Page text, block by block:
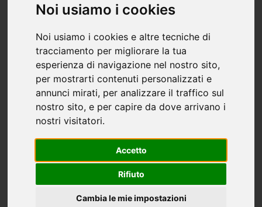
Noi usiamo i cookies
Noi usiamo i cookies e altre tecniche di
tracciamento per migliorare la tua
esperienza di navigazione nel nostro sito,
per mostrarti contenuti personalizzati e
annunci mirati, per analizzare il traffico sul
nostro sito, e per capire da dove arrivano i
nostri visitatori.
Accetto
Rifiuto
Cambia le mie impostazioni